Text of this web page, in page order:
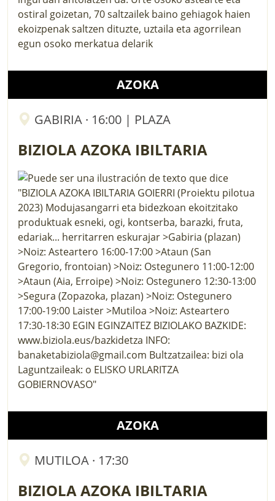
ostiral goizetan, 70 saltzailek baino gehiagok haien
ekoizpenak saltzen dituzte, uztaila eta agorrilean
egun osoko merkatua delarik
AZOKA
GABIRIA · 16:00 | PLAZA
BIZIOLA AZOKA IBILTARIA
AZOKA
MUTILOA · 17:30
BIZIOLA AZOKA IBILTARIA